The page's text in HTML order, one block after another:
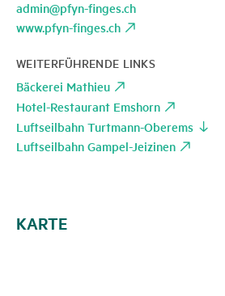
admin@pfyn-finges.ch
www.pfyn-finges.ch
WEITERFÜHRENDE LINKS
Bäckerei Mathieu
Hotel-Restaurant Emshorn
Luftseilbahn Turtmann-Oberems
Luftseilbahn Gampel-Jeizinen
KARTE